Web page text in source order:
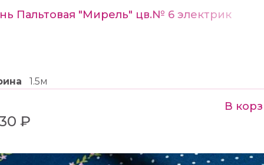
Пальтовая "Мирель" цв.№ 6 электрик
1.5м
₽
В